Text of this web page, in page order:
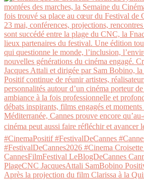
Après la projection du film Clarissa à la